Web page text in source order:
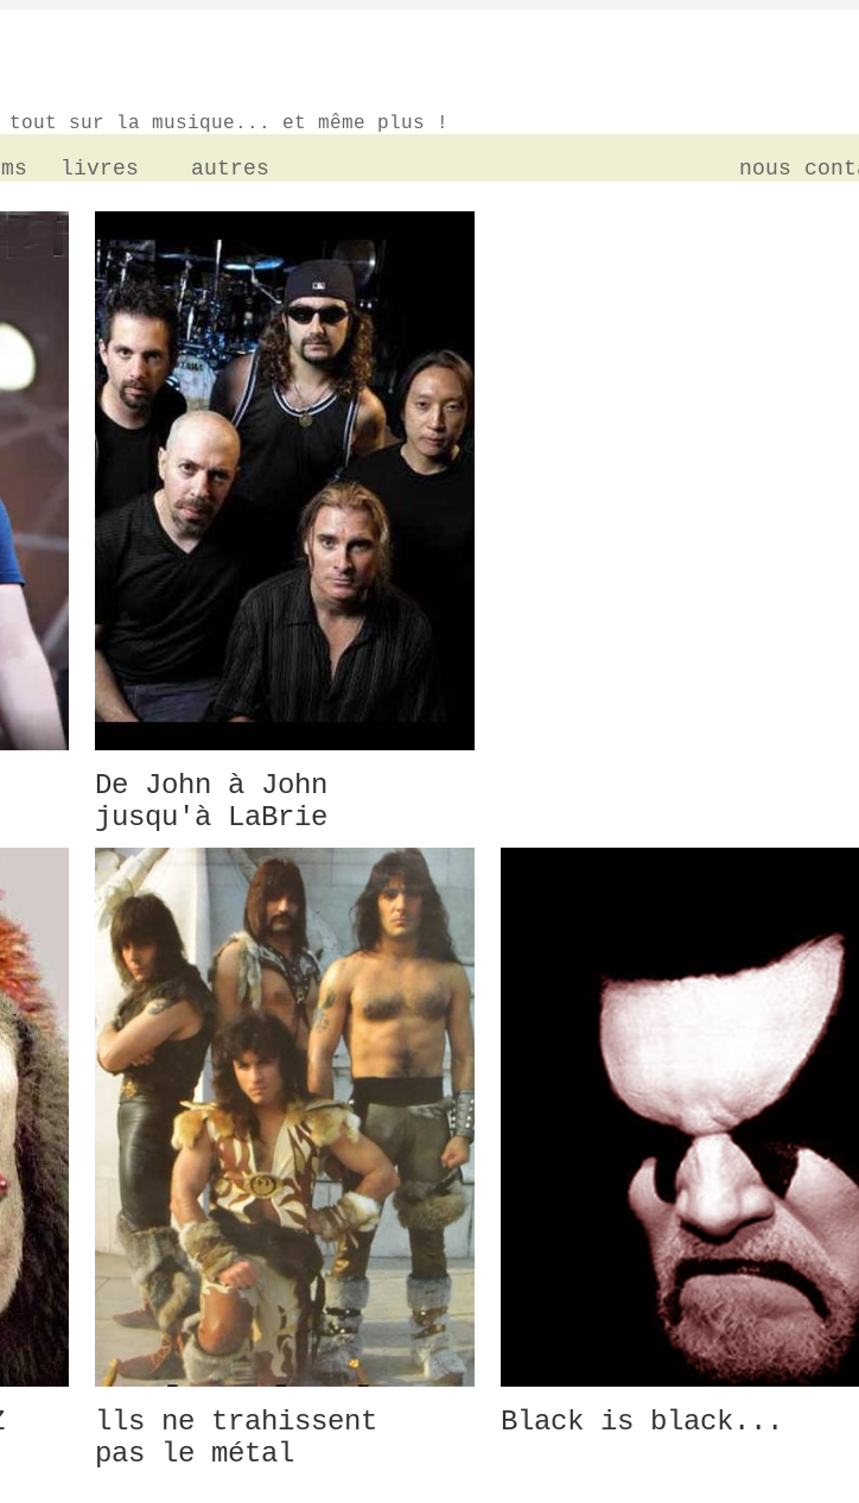
tout sur la musique... et même plus !
livres autres nous
De John à John
jusqu'à LaBrie
lls ne trahissent
pas le métal
Black is black...